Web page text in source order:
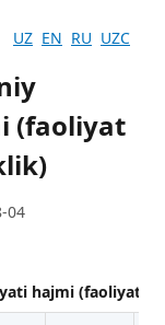
UZ EN RU UZC
(faoliyat
04
hajmi (faoliyat